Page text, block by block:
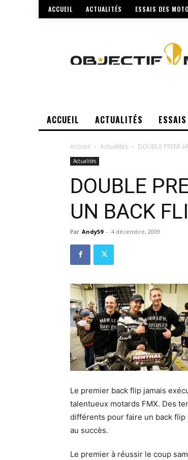
ACCUEIL ACTUALITÉS ESSAIS DES
ACCUEIL ACTUALITÉS
Accueil Actualités DOUBLE PREMI
Actualités
DOUBLE
UN BACK
Par Andy59 - 4 décembre, 2009
Le premier back flip jamais
talentueux motards FMX. Des
différents pour faire un back flip
au succès.
Le premier à réussir le coup